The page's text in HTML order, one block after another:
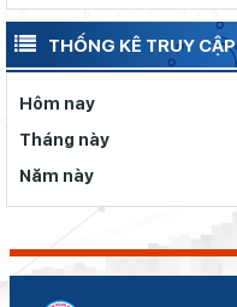
THỐNG KÊ TRUY CẬP
Hôm nay
Tháng này
Năm này